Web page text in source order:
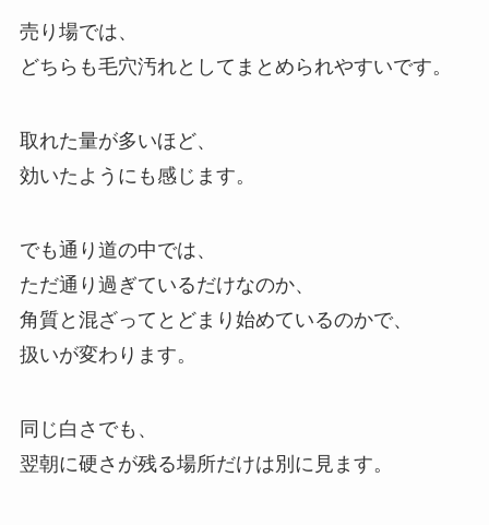
売り場では、
どちらも毛穴汚れとしてまとめられやすいです。
取れた量が多いほど、
効いたようにも感じます。
でも通り道の中では、
ただ通り過ぎているだけなのか、
角質と混ざってとどまり始めているのかで、
扱いが変わります。
同じ白さでも、
翌朝に硬さが残る場所だけは別に見ます。